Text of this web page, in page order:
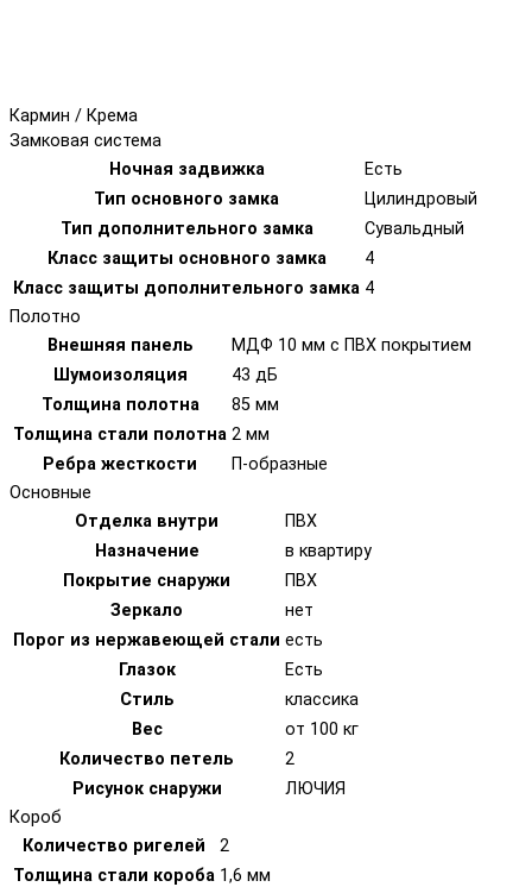
Кармин / Крема
Замковая система
Ночная задвижка
Есть
Тип основного замка
Цилиндровый
Тип дополнительного замка
Сувальдный
Класс защиты основного замка
4
Класс защиты дополнительного замка 4
Полотно
Внешняя панель
МДФ 10 мм с ПВХ покрытием
Шумоизоляция
43 дБ
Толщина полотна
85 мм
Толщина стали полотна 2 мм
Ребра жесткости
П-образные
Основные
Отделка внутри
ПВХ
Назначение
в квартиру
Покрытие снаружи
ПВХ
Зеркало
нет
Порог из нержавеющей стали есть
Глазок
Есть
Стиль
классика
Вес
от 100 кг
Количество петель
2
Рисунок снаружи
ЛЮЧИЯ
Короб
Количество ригелей
2
Толщина стали короба 1,6 мм